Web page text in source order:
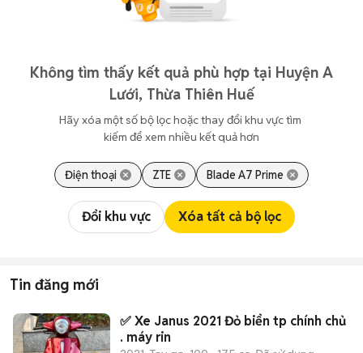
Không tìm thấy kết quả phù hợp tại Huyện A
Lưới, Thừa Thiên Huế
Hãy xóa một số bộ lọc hoặc thay đổi khu vực tìm
kiếm để xem nhiều kết quả hơn
Điện thoại ZTE Blade A7 Prime
Đổi khu vực Xóa tất cả bộ lọc
Tin đăng mới
✅ Xe Janus 2021 Đỏ biển tp chính chủ
. máy rin